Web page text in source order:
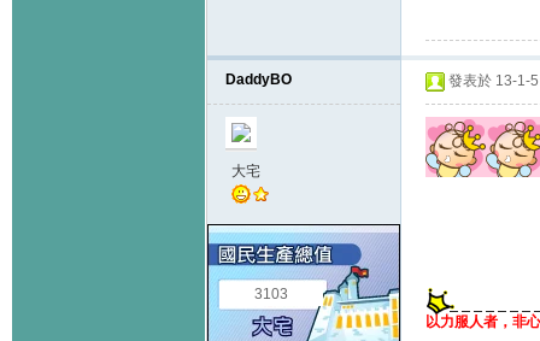
DaddyBO
大宅
3103
發表於 13-1-
以力服人者，非